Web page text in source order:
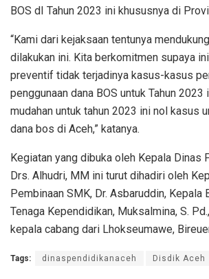
BOS dI Tahun 2023 ini khususnya di
“Kami dari kejaksaan tentunya
dilakukan ini. Kita berkomitmen supaya
preventif tidak terjadinya kasus-kasus
penggunaan dana BOS untuk Tahun 2023
mudahan untuk tahun 2023 ini nol kasus
dana bos di Aceh,” katanya.
Kegiatan yang dibuka oleh Kepala Dinas
Drs. Alhudri, MM ini turut dihadiri oleh
Pembinaan SMK, Dr. Asbaruddin, Kepala
Tenaga Kependidikan, Muksalmina, S.
kepala cabang dari Lhokseumawe,
Tags: dinaspendidikanaceh Disdik Aceh